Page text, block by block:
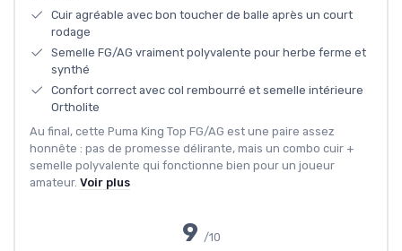
Cuir agréable avec bon toucher de balle après un court
rodage
Semelle FG/AG vraiment polyvalente pour herbe ferme et
synthé
Confort correct avec col rembourré et semelle intérieure
Ortholite
Au final, cette Puma King Top FG/AG est une paire assez
honnête : pas de promesse délirante, mais un combo cuir +
semelle polyvalente qui fonctionne bien pour un joueur
amateur. Voir plus
9 /10